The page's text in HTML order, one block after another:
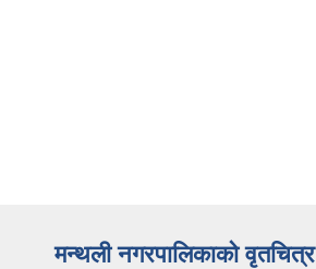
मन्थली नगरपालिकाको वृतचित्र